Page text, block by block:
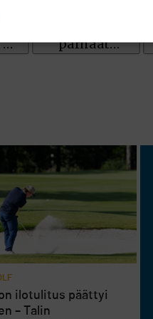
ilotulitus päättyi
– Talin